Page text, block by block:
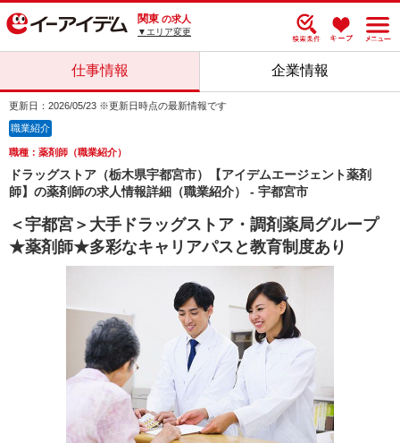
関東 の求人
▼エリア変更
仕事情報 企業情報
更新日：2026/05/23 ※更新日時点の最新情報です
職業紹介
職種：薬剤師（職業紹介）
ドラッグストア（栃木県宇都宮市）【アイデムエージェント薬剤
師】の薬剤師の求人情報詳細（職業紹介） - 宇都宮市
＜宇都宮＞大手ドラッグストア・調剤薬局グループ
★薬剤師★多彩なキャリアパスと教育制度あり